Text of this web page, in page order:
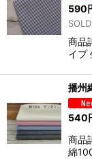
590
商品
イプ
播州
540
商品
綿